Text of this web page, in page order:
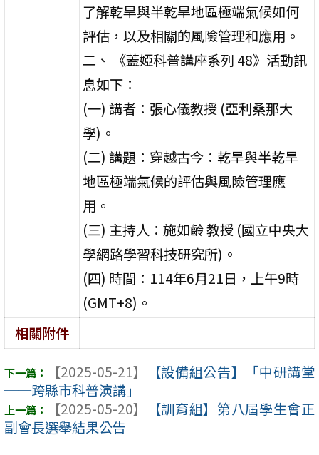
了解乾旱與半乾旱地區極端氣候如何
評估，以及相關的風險管理和應用。
二、 《蓋婭科普講座系列 48》活動訊
息如下：
(一) 講者：張心儀教授 (亞利桑那大
學)。
(二) 講題：穿越古今：乾旱與半乾旱
地區極端氣候的評估與風險管理應
用。
(三) 主持人：施如齡 教授 (國立中央大
學網路學習科技研究所)。
(四) 時間：114年6月21日，上午9時
(GMT+8)。
相關附件
【2025-05-21】
【設備組公告】「中研講堂
──跨縣市科普演講」
【2025-05-20】
【訓育組】第八屆學生會正
副會長選舉結果公告